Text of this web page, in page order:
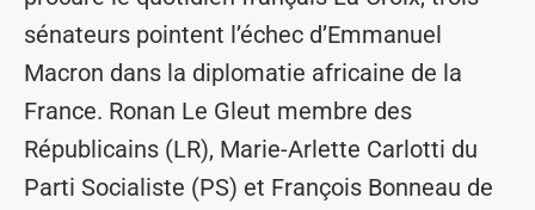
sénateurs pointent l’échec d’Emmanuel
Macron dans la diplomatie africaine de la
France. Ronan Le Gleut membre des
Républicains (LR), Marie-Arlette Carlotti du
Parti Socialiste (PS) et François Bonneau de